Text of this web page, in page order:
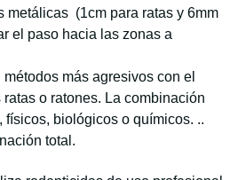
metálicas (1cm para ratas y 6mm
el paso hacia las zonas a
más agresivos con el
o ratones. La combinación
físicos, biológicos o químicos. ..
total.